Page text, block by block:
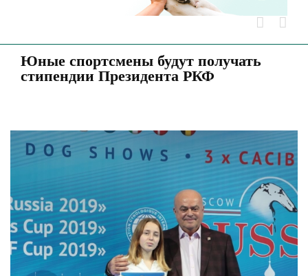
Юные спортсмены будут получать
стипендии Президента РКФ
Larger